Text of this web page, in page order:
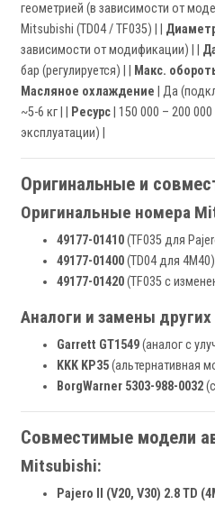
геометрией (в зависимости от
Mitsubishi (TD04 / TF035) | |
зависимости от модификации) | |
бар (регулируется) | |
Макс.
Масляное охлаждение | Да
~5-6 кг | |
Ресурс | 150 000 – 200
эксплуатации) |
Оригинальные и
Оригинальные номера
49177-01410(TF035 для
49177-01400(TD04 для 4M40)
49177-01420(TF035 с
Аналоги и замены
Garrett GT1549(аналог с
KKK KP35(альтернативная
BorgWarner 5303-988-0032
Совместимые модели
Mitsubishi:
Pajero II (V20, V30) 2.8 TD